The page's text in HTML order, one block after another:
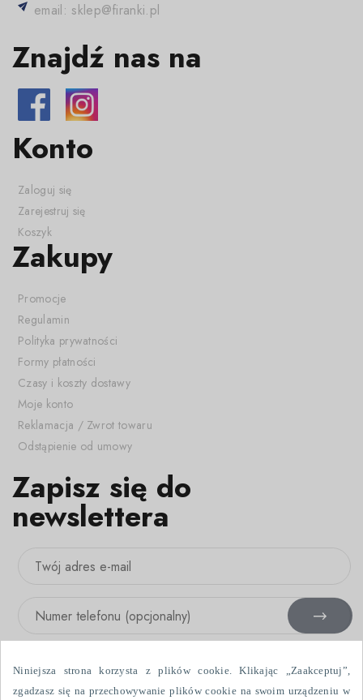
email: sklep@firanki.pl
Znajdź nas na
Konto
Zaloguj się
Zarejestruj się
Koszyk
Zakupy
Promocje
Regulamin
Polityka prywatności
Formy płatności
Czasy i koszty dostawy
Moje konto
Reklamacja / Zwrot towaru
Odstąpienie od umowy
Zapisz się do
newslettera
Niniejsza strona korzysta z plików cookie. Klikając „Zaakceptuj”,
zgadzasz się na przechowywanie plików cookie na swoim urządzeniu w